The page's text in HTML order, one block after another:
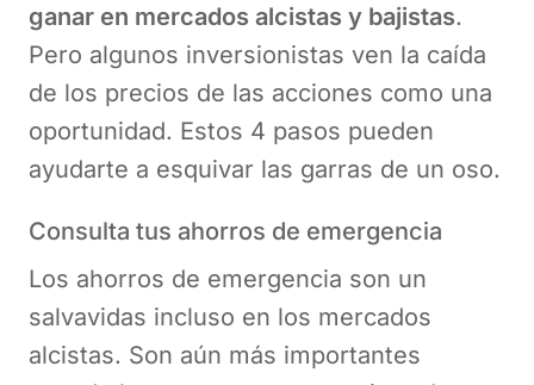
ganar en mercados alcistas y bajistas.
Pero algunos inversionistas ven la caída
de los precios de las acciones como una
oportunidad. Estos 4 pasos pueden
ayudarte a esquivar las garras de un oso.
Consulta tus ahorros de emergencia
Los ahorros de emergencia son un
salvavidas incluso en los mercados
alcistas. Son aún más importantes